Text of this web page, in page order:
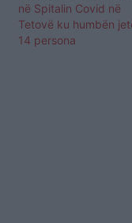
në Spitalin Covid në
Tetovë ku humbën
14 persona